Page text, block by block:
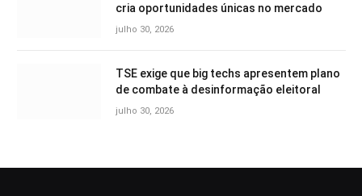
cria oportunidades únicas no mercado
julho 30, 2026
TSE exige que big techs apresentem plano
de combate à desinformação eleitoral
julho 30, 2026